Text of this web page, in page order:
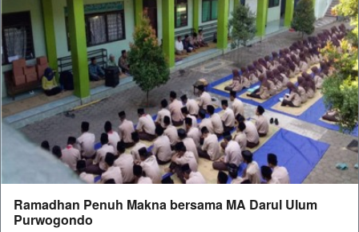
Ramadhan Penuh Makna bersama MA Darul Ulum
Purwogondo